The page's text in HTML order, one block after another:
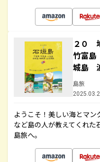
２０
竹富
城島
島旅
ようこそ！美しい海とマ
など島の人が教えてくれた
島旅へ。